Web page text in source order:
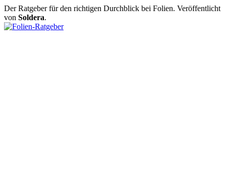
Der Ratgeber für den richtigen Durchblick bei Folien. Veröffentlicht
von Soldera.